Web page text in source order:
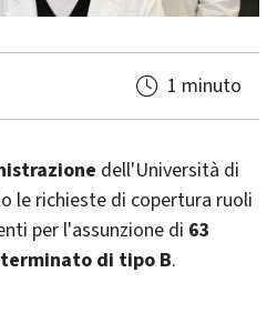
1 minuto
dell'Università di
le richieste di copertura ruoli
per l'assunzione di 63
di tipo B.